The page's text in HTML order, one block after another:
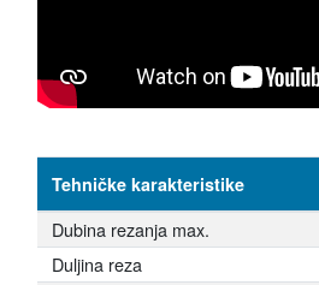
Tehničke karakteristike
Dubina rezanja max.
Duljina reza